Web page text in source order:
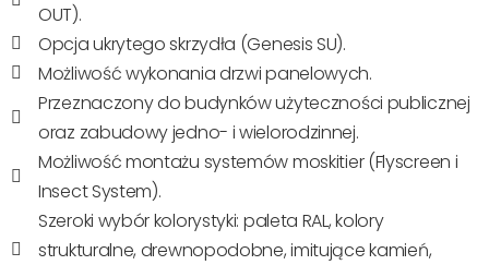
OUT).
Opcja ukrytego skrzydła (Genesis SU).
Możliwość wykonania drzwi panelowych.
Przeznaczony do budynków użyteczności publicznej
oraz zabudowy jedno- i wielorodzinnej.
Możliwość montażu systemów moskitier (Flyscreen i
Insect System).
Szeroki wybór kolorystyki: paleta RAL, kolory
strukturalne, drewnopodobne, imitujące kamień,